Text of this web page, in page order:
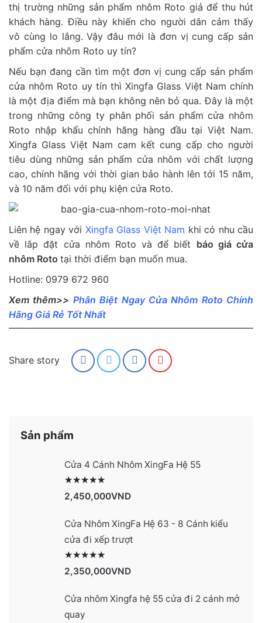
thị trường những sản phẩm nhôm Roto giả để thu hút
khách hàng. Điều này khiến cho người dân cảm thấy
vô cùng lo lắng. Vậy đâu mới là đơn vị cung cấp sản
phẩm cửa nhôm Roto uy tín?
Nếu bạn đang cần tìm một đơn vị cung cấp sản phẩm
cửa nhôm Roto uy tín thì Xingfa Glass Việt Nam chính
là một địa điểm mà bạn không nên bỏ qua. Đây là một
trong những công ty phân phối sản phẩm cửa nhôm
Roto nhập khẩu chính hãng hàng đầu tại Việt Nam.
Xingfa Glass Việt Nam cam kết cung cấp cho người
tiêu dùng những sản phẩm cửa nhôm với chất lượng
cao, chính hãng với thời gian bảo hành lên tới 15 năm,
và 10 năm đối với phụ kiện cửa Roto.
Liên hệ ngay với Xingfa Glass Việt Nam khi có nhu cầu
về lắp đặt cửa nhôm Roto và để biết báo giá cửa
nhôm Roto tại thời điểm bạn muốn mua.
Hotline: 0979 672 960
Xem thêm>> Phân Biệt Ngay Cửa Nhôm Roto Chính
Hãng Giá Rẻ Tốt Nhất
Share story
Sản phẩm
Cửa 4 Cánh Nhôm XingFa Hệ 55
2,450,000VND
Cửa Nhôm XingFa Hệ 63 - 8 Cánh kiểu
cửa đi xếp trượt
2,350,000VND
Cửa nhôm Xingfa hệ 55 cửa đi 2 cánh mở
quay